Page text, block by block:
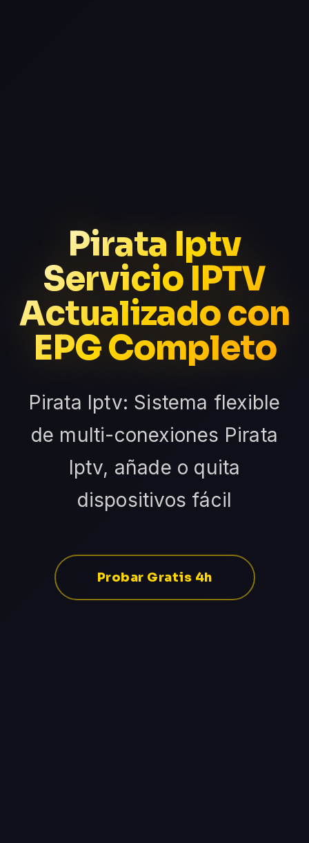
Pirata Iptv
Servicio IPTV
Actualizado con
EPG Completo
Pirata Iptv: Sistema flexible
de multi-conexiones Pirata
Iptv, añade o quita
dispositivos fácil
Probar Gratis 4h